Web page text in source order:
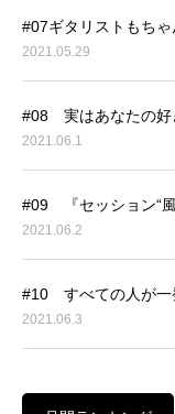
#07ギタリストもち
2021.05.29
#08 実はあなたの好
2021.06.1
#09 『セッション“風
2021.06.2
#10 すべての人が一
2021.06.3